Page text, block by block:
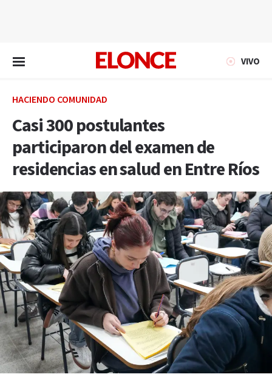
VIVO
HACIENDO COMUNIDAD
Casi 300 postulantes
participaron del examen de
residencias en salud en Entre Ríos